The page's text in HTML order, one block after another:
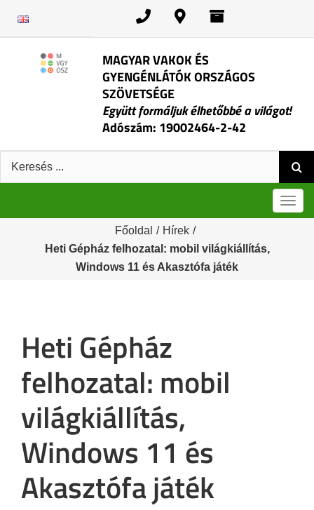
MAGYAR VAKOK ÉS
GYENGÉNLÁTÓK ORSZÁGOS
SZÖVETSÉGE
Együtt formáljuk élhetőbbé a világot!
Adószám: 19002464-2-42
Keresés:
Főoldal / Hírek /
Heti Gépház felhozatal: mobil világkiállítás,
Windows 11 és Akasztófa játék
Heti Gépház
felhozatal: mobil
világkiállítás,
Windows 11 és
Akasztófa játék